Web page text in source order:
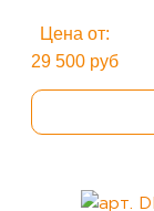
Цена от:
29 500 руб